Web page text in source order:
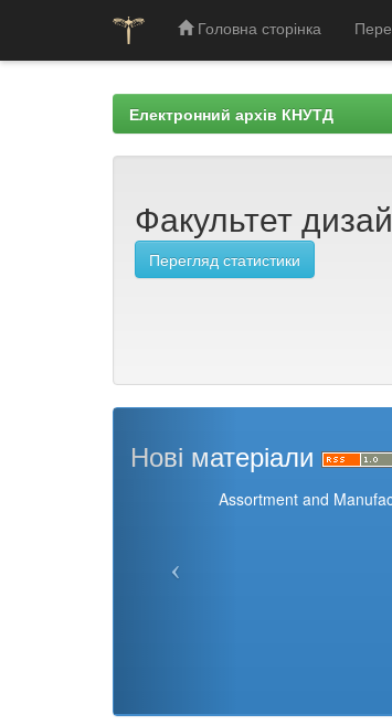
Головна сторінка
Електронний архів КНУТД
Факультет
Перегляд статистики
Нові матеріали
Assortment and